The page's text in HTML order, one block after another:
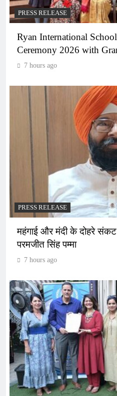
PRESS RELEASE
Ryan International
Ceremony 2026 with
7 hours ago
PRESS RELEASE
महंगाई और मंदी के दोहरे संकट
परमजीत सिंह पम्मा
7 hours ago